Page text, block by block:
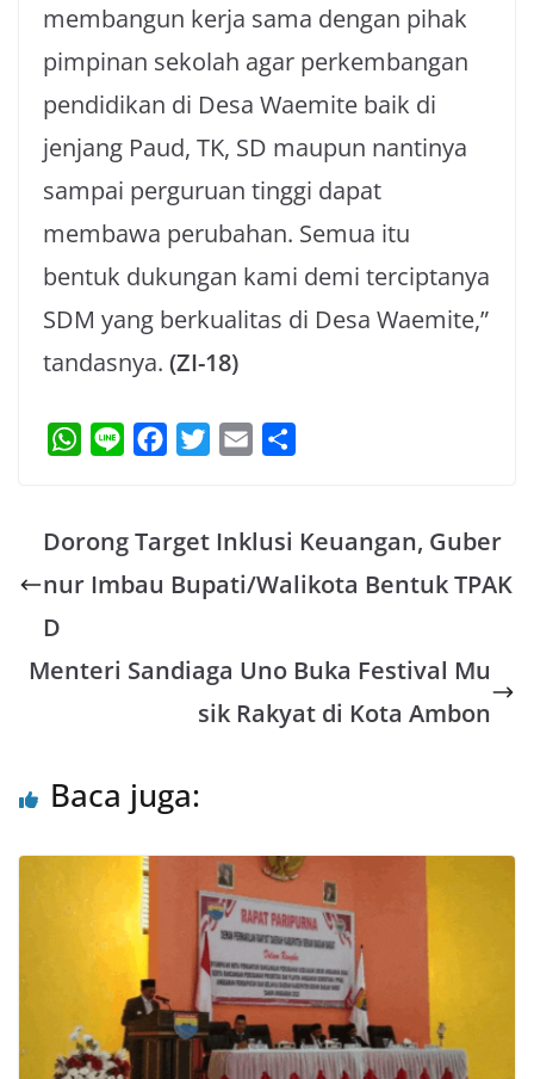
membangun kerja sama dengan pihak
pimpinan sekolah agar perkembangan
pendidikan di Desa Waemite baik di
jenjang Paud, TK, SD maupun nantinya
sampai perguruan tinggi dapat
membawa perubahan. Semua itu
bentuk dukungan kami demi terciptanya
SDM yang berkualitas di Desa Waemite,”
tandasnya. (ZI-18)
W
t
p
e
e
b
k
i
l
r
e
Dorong Target Inklusi Keuangan, Guber
nur Imbau Bupati/Walikota Bentuk TPAK
D
Menteri Sandiaga Uno Buka Festival Mu
sik Rakyat di Kota Ambon
Baca juga: